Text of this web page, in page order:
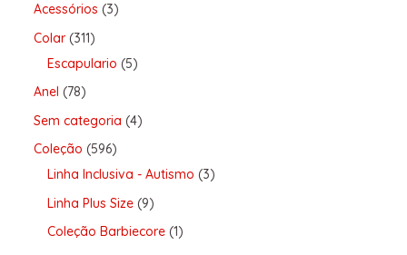
Acessórios 3
Colar 311
Escapulario 5
Anel 78
Sem categoria 4
Coleção 596
Linha Inclusiva - Autismo 3
Linha Plus Size 9
Coleção Barbiecore 1